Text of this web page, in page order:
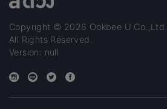
Copyright © 2026 Ookbee U Co.,Ltd.
All Rights Reserved.
Version: null